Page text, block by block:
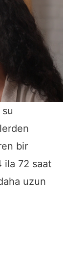
bir
ila 72 saat
uzun